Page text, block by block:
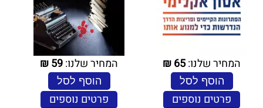
המחיר שלנו:65
₪
הוסף לסל
פרטים נוספים
המחיר שלנו:59
₪
הוסף לסל
פרטים נוספים